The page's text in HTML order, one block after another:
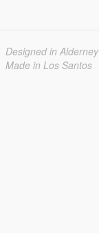
Designed in Alderney
Made in Los Santos